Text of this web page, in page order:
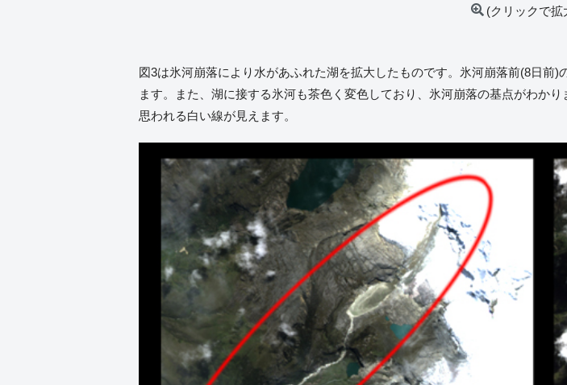
(クリックで拡
図3は氷河崩落により水があふれた湖を拡大したものです。氷河崩落前(8日前
ます。また、湖に接する氷河も茶色く変色しており、氷河崩落の基点がわか
思われる白い線が見えます。